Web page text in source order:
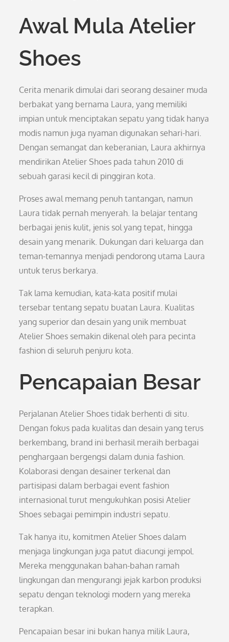
Awal Mula Atelier
Shoes
Cerita menarik dimulai dari seorang desainer muda
berbakat yang bernama Laura, yang memiliki
impian untuk menciptakan sepatu yang tidak hanya
modis namun juga nyaman digunakan sehari-hari.
Dengan semangat dan keberanian, Laura akhirnya
mendirikan Atelier Shoes pada tahun 2010 di
sebuah garasi kecil di pinggiran kota.
Proses awal memang penuh tantangan, namun
Laura tidak pernah menyerah. Ia belajar tentang
berbagai jenis kulit, jenis sol yang tepat, hingga
desain yang menarik. Dukungan dari keluarga dan
teman-temannya menjadi pendorong utama Laura
untuk terus berkarya.
Tak lama kemudian, kata-kata positif mulai
tersebar tentang sepatu buatan Laura. Kualitas
yang superior dan desain yang unik membuat
Atelier Shoes semakin dikenal oleh para pecinta
fashion di seluruh penjuru kota.
Pencapaian Besar
Perjalanan Atelier Shoes tidak berhenti di situ.
Dengan fokus pada kualitas dan desain yang terus
berkembang, brand ini berhasil meraih berbagai
penghargaan bergengsi dalam dunia fashion.
Kolaborasi dengan desainer terkenal dan
partisipasi dalam berbagai event fashion
internasional turut mengukuhkan posisi Atelier
Shoes sebagai pemimpin industri sepatu.
Tak hanya itu, komitmen Atelier Shoes dalam
menjaga lingkungan juga patut diacungi jempol.
Mereka menggunakan bahan-bahan ramah
lingkungan dan mengurangi jejak karbon produksi
sepatu dengan teknologi modern yang mereka
terapkan.
Pencapaian besar ini bukan hanya milik Laura,